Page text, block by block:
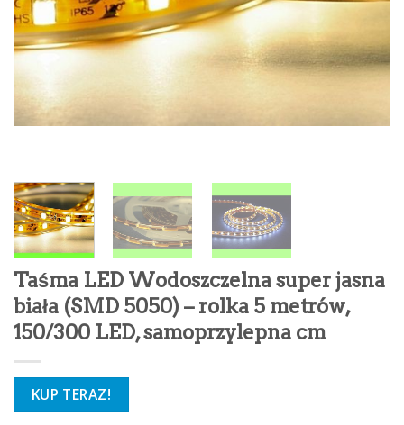
Taśma LED Wodoszczelna super jasna
biała (SMD 5050) – rolka 5 metrów,
150/300 LED, samoprzylepna cm
KUP TERAZ!